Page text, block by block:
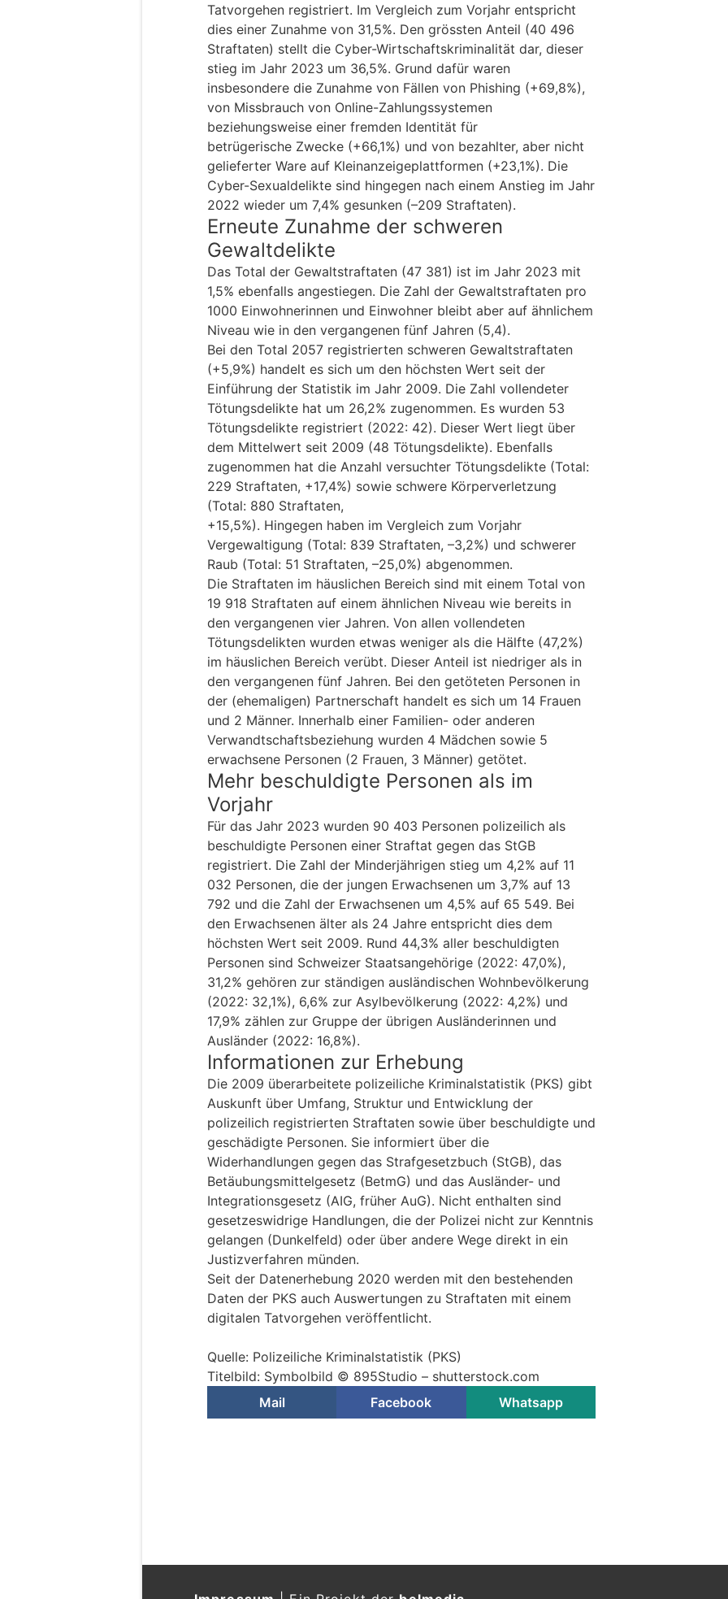
Tatvorgehen registriert. Im Vergleich zum Vorjahr entspricht
dies einer Zunahme von 31,5%. Den grössten Anteil (40 496
Straftaten) stellt die Cyber-Wirtschaftskriminalität dar, dieser
stieg im Jahr 2023 um 36,5%. Grund dafür waren
insbesondere die Zunahme von Fällen von Phishing (+69,8%),
von Missbrauch von Online-Zahlungssystemen
beziehungsweise einer fremden Identität für
betrügerische Zwecke (+66,1%) und von bezahlter, aber nicht
gelieferter Ware auf Kleinanzeigeplattformen (+23,1%). Die
Cyber-Sexualdelikte sind hingegen nach einem Anstieg im Jahr
2022 wieder um 7,4% gesunken (–209 Straftaten).
Erneute Zunahme der schweren
Gewaltdelikte
Das Total der Gewaltstraftaten (47 381) ist im Jahr 2023 mit
1,5% ebenfalls angestiegen. Die Zahl der Gewaltstraftaten pro
1000 Einwohnerinnen und Einwohner bleibt aber auf ähnlichem
Niveau wie in den vergangenen fünf Jahren (5,4).
Bei den Total 2057 registrierten schweren Gewaltstraftaten
(+5,9%) handelt es sich um den höchsten Wert seit der
Einführung der Statistik im Jahr 2009. Die Zahl vollendeter
Tötungsdelikte hat um 26,2% zugenommen. Es wurden 53
Tötungsdelikte registriert (2022: 42). Dieser Wert liegt über
dem Mittelwert seit 2009 (48 Tötungsdelikte). Ebenfalls
zugenommen hat die Anzahl versuchter Tötungsdelikte (Total:
229 Straftaten, +17,4%) sowie schwere Körperverletzung
(Total: 880 Straftaten,
+15,5%). Hingegen haben im Vergleich zum Vorjahr
Vergewaltigung (Total: 839 Straftaten, –3,2%) und schwerer
Raub (Total: 51 Straftaten, –25,0%) abgenommen.
Die Straftaten im häuslichen Bereich sind mit einem Total von
19 918 Straftaten auf einem ähnlichen Niveau wie bereits in
den vergangenen vier Jahren. Von allen vollendeten
Tötungsdelikten wurden etwas weniger als die Hälfte (47,2%)
im häuslichen Bereich verübt. Dieser Anteil ist niedriger als in
den vergangenen fünf Jahren. Bei den getöteten Personen in
der (ehemaligen) Partnerschaft handelt es sich um 14 Frauen
und 2 Männer. Innerhalb einer Familien- oder anderen
Verwandtschaftsbeziehung wurden 4 Mädchen sowie 5
erwachsene Personen (2 Frauen, 3 Männer) getötet.
Mehr beschuldigte Personen als im
Vorjahr
Für das Jahr 2023 wurden 90 403 Personen polizeilich als
beschuldigte Personen einer Straftat gegen das StGB
registriert. Die Zahl der Minderjährigen stieg um 4,2% auf 11
032 Personen, die der jungen Erwachsenen um 3,7% auf 13
792 und die Zahl der Erwachsenen um 4,5% auf 65 549. Bei
den Erwachsenen älter als 24 Jahre entspricht dies dem
höchsten Wert seit 2009. Rund 44,3% aller beschuldigten
Personen sind Schweizer Staatsangehörige (2022: 47,0%),
31,2% gehören zur ständigen ausländischen Wohnbevölkerung
(2022: 32,1%), 6,6% zur Asylbevölkerung (2022: 4,2%) und
17,9% zählen zur Gruppe der übrigen Ausländerinnen und
Ausländer (2022: 16,8%).
Informationen zur Erhebung
Die 2009 überarbeitete polizeiliche Kriminalstatistik (PKS) gibt
Auskunft über Umfang, Struktur und Entwicklung der
polizeilich registrierten Straftaten sowie über beschuldigte und
geschädigte Personen. Sie informiert über die
Widerhandlungen gegen das Strafgesetzbuch (StGB), das
Betäubungsmittelgesetz (BetmG) und das Ausländer- und
Integrationsgesetz (AIG, früher AuG). Nicht enthalten sind
gesetzeswidrige Handlungen, die der Polizei nicht zur Kenntnis
gelangen (Dunkelfeld) oder über andere Wege direkt in ein
Justizverfahren münden.
Seit der Datenerhebung 2020 werden mit den bestehenden
Daten der PKS auch Auswertungen zu Straftaten mit einem
digitalen Tatvorgehen veröffentlicht.
Quelle: Polizeiliche Kriminalstatistik (PKS)
Titelbild: Symbolbild © 895Studio – shutterstock.com
Mail
Facebook Whatsapp